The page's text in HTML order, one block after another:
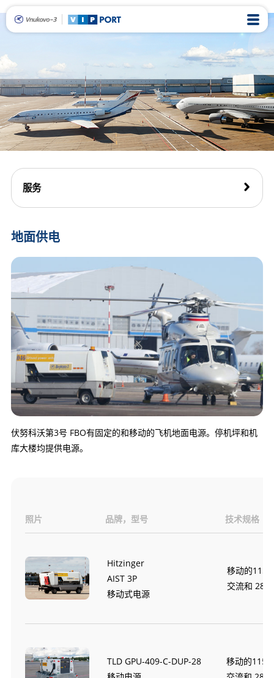
服务
地面供电
伏努科沃第3号 FBO有固定的和移动的飞机地面电源。停机坪和机
库大楼均提供电源。
照片 品牌，型号 技术规格
Hitzinger
AIST 3P
移动式电源
移动的115
交流和 28
TLD GPU-409-С-DUP-28
移动的115